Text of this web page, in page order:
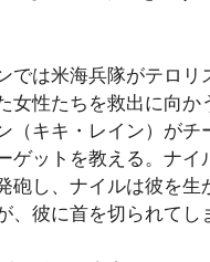
では米海兵隊がテロリ
女性たちを救出に向か
（キキ・レイン）がチ
ゲットを教える。ナイ
砲し、ナイルは彼を生
、彼に首を切られてし